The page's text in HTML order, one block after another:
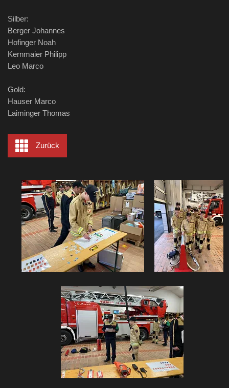
Silber:
Berger Johannes
Hofinger Noah
Kernmaier Philipp
Leo Marco
Gold:
Hauser Marco
Laiminger Thomas
Zurück